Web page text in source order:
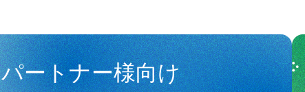
パートナー様向け